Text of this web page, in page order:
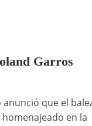
Garros
que el
en la